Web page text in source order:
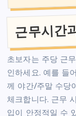
근무시간
초보자는 주당 근
인하세요. 예를 들
께 야간/주말 수당
체크합니다. 근무
입이 안정적일 수